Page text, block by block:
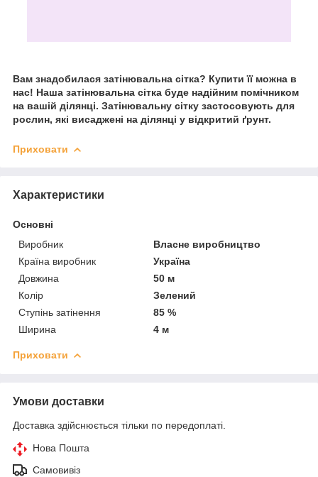
Вам знадобилася затінювальна сітка? Купити її можна в
нас! Наша затінювальна сітка буде надійним помічником
на вашій ділянці. Затінювальну сітку застосовують для
рослин, які висаджені на ділянці у відкритий ґрунт.
Приховати
Характеристики
Основні
Виробник
Власне виробництво
Країна виробник
Україна
Довжина
50 м
Колір
Зелений
Ступінь затінення
85 %
Ширина
4 м
Приховати
Умови доставки
Доставка здійснюється тільки по передоплаті.
Нова Пошта
Самовивіз